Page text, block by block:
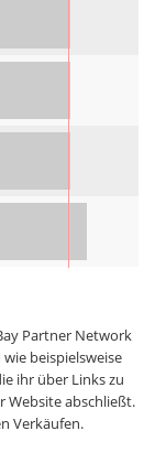
Partner Network
beispielsweise
ihr über Links zu
Website abschließt.
Verkäufen.